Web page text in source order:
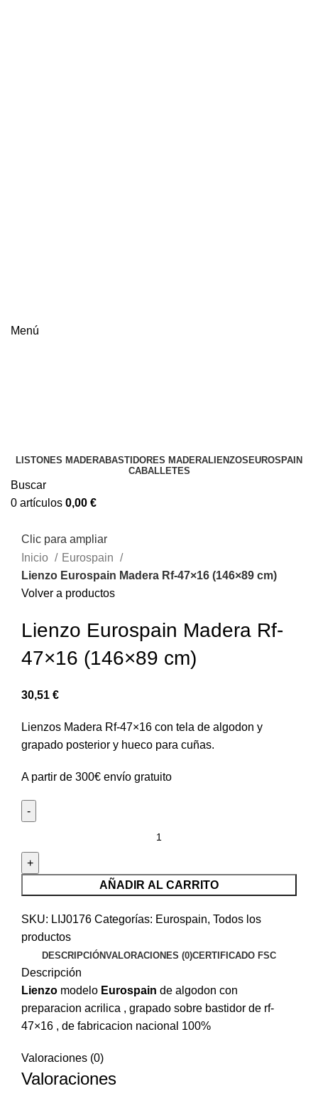
Menú
LISTONES MADERABASTIDORES MADERALIENZOSEUROSPAIN
CABALLETES
Buscar
0 artículos 0,00 €
Clic para ampliar
Inicio
Eurospain
Lienzo Eurospain Madera Rf-47×16 (146×89 cm)
Volver a productos
Lienzo Eurospain Madera Rf-
47×16 (146×89 cm)
30,51 €
Lienzos Madera Rf-47×16 con tela de algodon y
grapado posterior y hueco para cuñas.
A partir de 300€ envío gratuito
AÑADIR AL CARRITO
SKU: LIJ0176 Categorías: Eurospain, Todos los
productos
DESCRIPCIÓNVALORACIONES (0)CERTIFICADO FSC
Descripción
Lienzo modelo Eurospain de algodon con
preparacion acrilica , grapado sobre bastidor de rf-
47×16 , de fabricacion nacional 100%
Valoraciones (0)
Valoraciones